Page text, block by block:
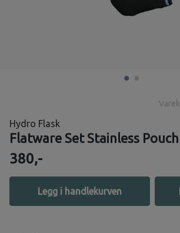
Hydro Flask
Flatware Set Stainless Pouch
380,-
Legg i handlekurven